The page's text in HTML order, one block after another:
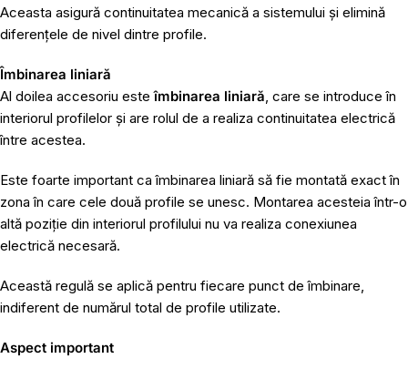
Aceasta asigură continuitatea mecanică a sistemului și elimină
diferențele de nivel dintre profile.
Îmbinarea liniară
Al doilea accesoriu esteîmbinarea liniară, care se introduce în
interiorul profilelor și are rolul de a realiza continuitatea electrică
între acestea.
Este foarte important ca îmbinarea liniară să fie montată exact în
zona în care cele două profile se unesc. Montarea acesteia într-o
altă poziție din interiorul profilului nu va realiza conexiunea
electrică necesară.
Această regulă se aplică pentru fiecare punct de îmbinare,
indiferent de numărul total de profile utilizate.
Aspect important